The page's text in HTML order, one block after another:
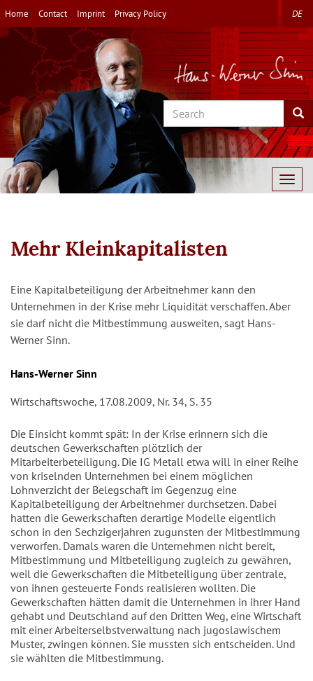
Skip
to
main
Home Contact Imprint Privacy Policy DE
Search
Mehr Kleinkapitalisten
Eine Kapitalbeteiligung der Arbeitnehmer kann den
Unternehmen in der Krise mehr Liquidität verschaffen. Aber
sie darf nicht die Mitbestimmung ausweiten, sagt Hans-
Werner Sinn.
Autor/en
Hans-Werner Sinn
Wirtschaftswoche, 17.08.2009, Nr. 34, S. 35
Die Einsicht kommt spät: In der Krise erinnern sich die
deutschen Gewerkschaften plötzlich der
Mitarbeiterbeteiligung. Die IG Metall etwa will in einer Reihe
von kriselnden Unternehmen bei einem möglichen
Lohnverzicht der Belegschaft im Gegenzug eine
Kapitalbeteiligung der Arbeitnehmer durchsetzen. Dabei
hatten die Gewerkschaften derartige Modelle eigentlich
schon in den Sechzigerjahren zugunsten der Mitbestimmung
verworfen. Damals waren die Unternehmen nicht bereit,
Mitbestimmung und Mitbeteiligung zugleich zu gewähren,
weil die Gewerkschaften die Mitbeteiligung über zentrale,
von ihnen gesteuerte Fonds realisieren wollten. Die
Gewerkschaften hätten damit die Unternehmen in ihrer Hand
gehabt und Deutschland auf den Dritten Weg, eine Wirtschaft
mit einer Arbeiterselbstverwaltung nach jugoslawischem
Muster, zwingen können. Sie mussten sich entscheiden. Und
sie wählten die Mitbestimmung.